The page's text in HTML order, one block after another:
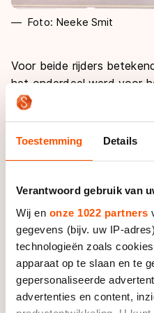
Toestemming Details
Verantwoord gebruik van
Wij en onze 1022 partners
gegevens (bijv. uw IP-
technologieën zoals
apparaat op te slaan en te
gepersonaliseerde
advertenties en content,
Foto: Neeke Smit
Voor beide rijders
het onderdeel werd voor
nationaal niveau. In
Schipper (derde).
Annemarie Boer en
Op dezelfde afstand ging
junioren A naar Janno
en Tom Mars voorbleef.
Elisa Dul met de zege aan